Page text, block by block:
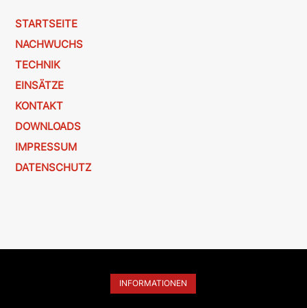
STARTSEITE
NACHWUCHS
TECHNIK
EINSÄTZE
KONTAKT
DOWNLOADS
IMPRESSUM
DATENSCHUTZ
INFORMATIONEN